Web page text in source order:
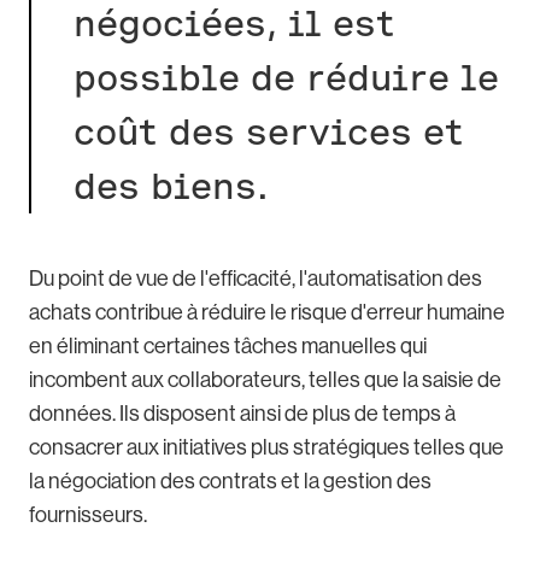
négociées, il est
possible de réduire le
coût des services et
des biens.
Du point de vue de l'efficacité, l'automatisation des
achats contribue à réduire le risque d'erreur humaine
en éliminant certaines tâches manuelles qui
incombent aux collaborateurs, telles que la saisie de
données. Ils disposent ainsi de plus de temps à
consacrer aux initiatives plus stratégiques telles que
la négociation des contrats et la gestion des
fournisseurs.